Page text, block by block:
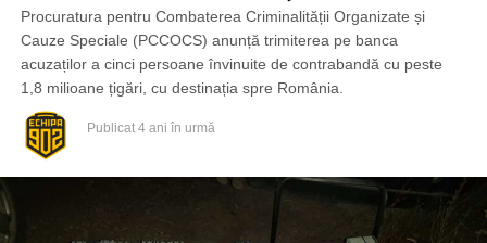
Procuratura pentru Combaterea Criminalității Organizate și
Cauze Speciale (PCCOCS) anunță trimiterea pe banca
acuzaților a cinci persoane învinuite de contrabandă cu peste
1,8 milioane țigări, cu destinația spre România.
Publicat 4 ani în urmă